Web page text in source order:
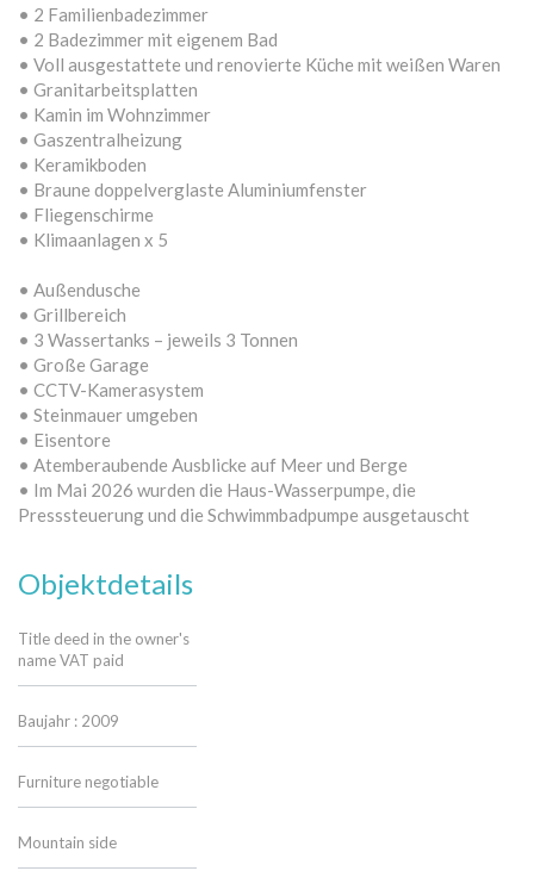
• 2 Familienbadezimmer
• 2 Badezimmer mit eigenem Bad
• Voll ausgestattete und renovierte Küche mit weißen Waren
• Granitarbeitsplatten
• Kamin im Wohnzimmer
• Gaszentralheizung
• Keramikboden
• Braune doppelverglaste Aluminiumfenster
• Fliegenschirme
• Klimaanlagen x 5
• Außendusche
• Grillbereich
• 3 Wassertanks – jeweils 3 Tonnen
• Große Garage
• CCTV-Kamerasystem
• Steinmauer umgeben
• Eisentore
• Atemberaubende Ausblicke auf Meer und Berge
• Im Mai 2026 wurden die Haus-Wasserpumpe, die
Presssteuerung und die Schwimmbadpumpe ausgetauscht
Objektdetails
Title deed in the owner's
name VAT paid
Baujahr : 2009
Furniture negotiable
Mountain side